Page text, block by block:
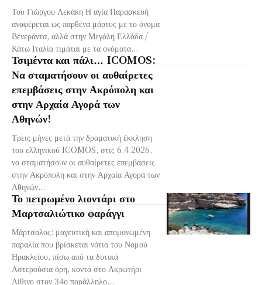
Του Γιώργου Λεκάκη Η αγία Παρασκευή
αναφέρεται ως παρθένα μάρτυς με το όνομα
Βενεράντα, αλλά στην Μεγάλη Ελλάδα /
Κάτω Ιταλία τιμάται με τα ονόματα...
Τσιμέντα και πάλι… ICOMOS:
Να σταματήσουν οι αυθαίρετες
επεμβάσεις στην Ακρόπολη και
στην Αρχαία Αγορά των
Αθηνών!
Τρεις μήνες μετά την δραματική έκκληση
του ελληνικού ICOMOS, στις 6.4.2026,
να σταματήσουν οι αυθαίρετες επεμβάσεις
στην Ακρόπολη και στην Αρχαία Αγορά των
Αθηνών...
Το πετρωμένο λιοντάρι στο
Μαρτσαλιώτικο φαράγγι
Μάρτσαλος: μαγευτική και απομονωμένη
παραλία που βρίσκεται νότια του Νομού
Ηρακλείου, πίσω από τα δυτικά
Αστερούσια όρη, κοντά στο Ακρωτήρι
Λίθινο στον 34ο παράλληλο...